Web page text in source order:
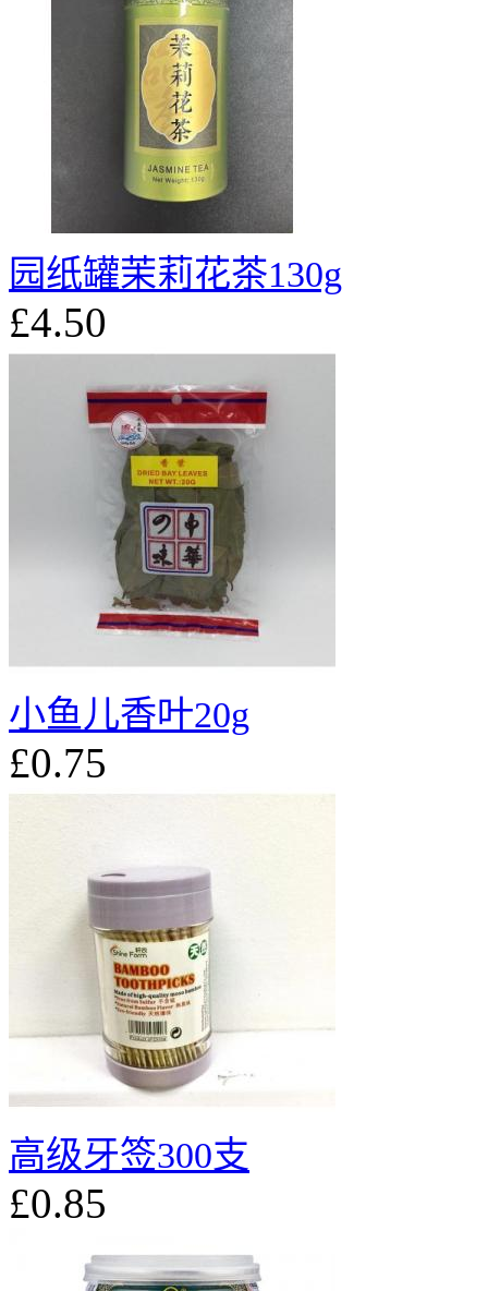
园纸罐茉莉花茶130g
£4.50
小鱼儿香叶20g
£0.75
高级牙签300支
£0.85